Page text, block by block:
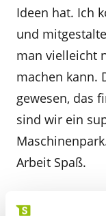
Ideen hat. Ich
und
man vielleicht
machen kann.
gewesen, das
sind wir ein
Arbeit Spaß.